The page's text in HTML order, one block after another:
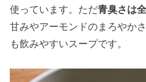
使っています。ただ青臭さは
甘みやアーモンドのまろやか
も飲みやすいスープです。